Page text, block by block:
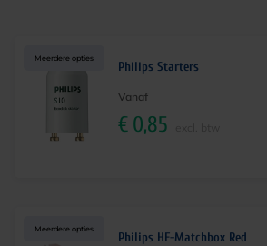
Meerdere opties
Philips Starters
Vanaf
€ 0,85
Meerdere opties
Philips HF-Matchbox Red